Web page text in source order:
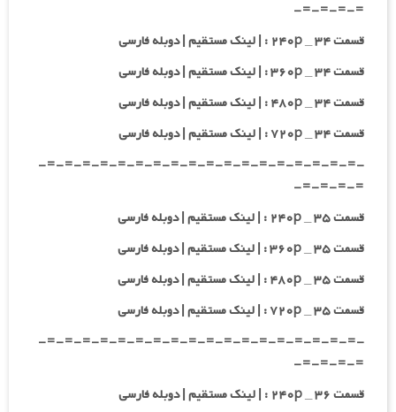
=-=-=-=-
قسمت ۳۴ _ ۲۴۰p : | لینک مستقیم | دوبله فارسی
قسمت ۳۴ _ ۳۶۰p : | لینک مستقیم | دوبله فارسی
قسمت ۳۴ _ ۴۸۰p : | لینک مستقیم | دوبله فارسی
قسمت ۳۴ _ ۷۲۰p : | لینک مستقیم | دوبله فارسی
-=-=-=-=-=-=-=-=-=-=-=-=-=-=-=-=-=-=-
=-=-=-=-
قسمت ۳۵ _ ۲۴۰p : | لینک مستقیم | دوبله فارسی
قسمت ۳۵ _ ۳۶۰p : | لینک مستقیم | دوبله فارسی
قسمت ۳۵ _ ۴۸۰p : | لینک مستقیم | دوبله فارسی
قسمت ۳۵ _ ۷۲۰p : | لینک مستقیم | دوبله فارسی
-=-=-=-=-=-=-=-=-=-=-=-=-=-=-=-=-=-=-
=-=-=-=-
قسمت ۳۶ _ ۲۴۰p : | لینک مستقیم | دوبله فارسی